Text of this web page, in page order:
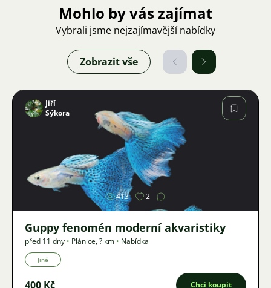
Mohlo by vás zajímat
Vybrali jsme nejzajímavější nabídky
Zobrazit vše
Obrázek
Jiří
Sýkora
413 2
Guppy fenomén moderní akvaristiky
před 11 dny • Plánice,? km • Nabídka
Jiné
400 Kč Chci koupit